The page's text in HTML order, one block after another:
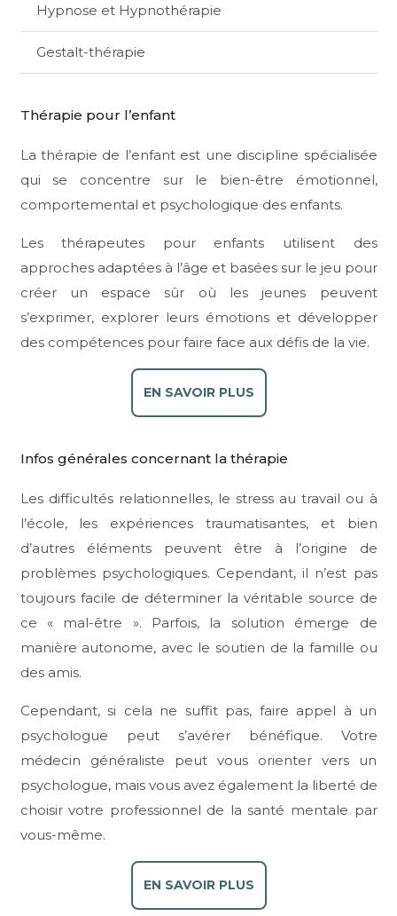
Hypnose et Hypnothérapie
Gestalt-thérapie
Thérapie pour l’enfant
La thérapie de l’enfant est une discipline spécialisée
qui se concentre sur le bien-être émotionnel,
comportemental et psychologique des enfants.
Les thérapeutes pour enfants utilisent des
approches adaptées à l’âge et basées sur le jeu pour
créer un espace sûr où les jeunes peuvent
s’exprimer, explorer leurs émotions et développer
des compétences pour faire face aux défis de la vie.
EN SAVOIR PLUS
Infos générales concernant la thérapie
Les difficultés relationnelles, le stress au travail ou à
l’école, les expériences traumatisantes, et bien
d’autres éléments peuvent être à l’origine de
problèmes psychologiques. Cependant, il n’est pas
toujours facile de déterminer la véritable source de
ce « mal-être ». Parfois, la solution émerge de
manière autonome, avec le soutien de la famille ou
des amis.
Cependant, si cela ne suffit pas, faire appel à un
psychologue peut s’avérer bénéfique. Votre
médecin généraliste peut vous orienter vers un
psychologue, mais vous avez également la liberté de
choisir votre professionnel de la santé mentale par
vous-même.
EN SAVOIR PLUS